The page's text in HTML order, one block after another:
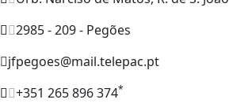
2985 - 209 - Pegões
jfpegoes@mail.telepac.pt
+351 265 896 374*